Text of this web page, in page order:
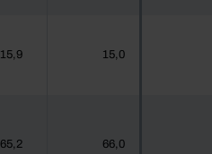
15,9 15,0
65,2 66,0